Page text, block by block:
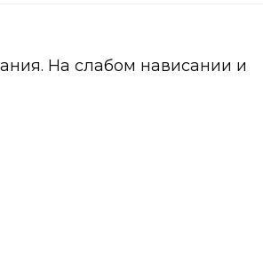
На слабом нависании и